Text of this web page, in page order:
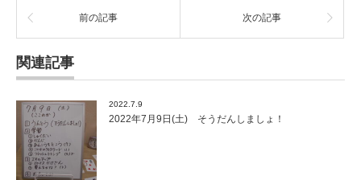
前の記事 次の記事
関連記事
2022.7.9
2022年7月9日(土) そうだんしましょ！